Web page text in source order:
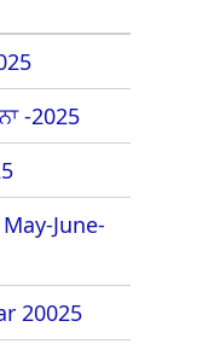
-2025
June-
20025